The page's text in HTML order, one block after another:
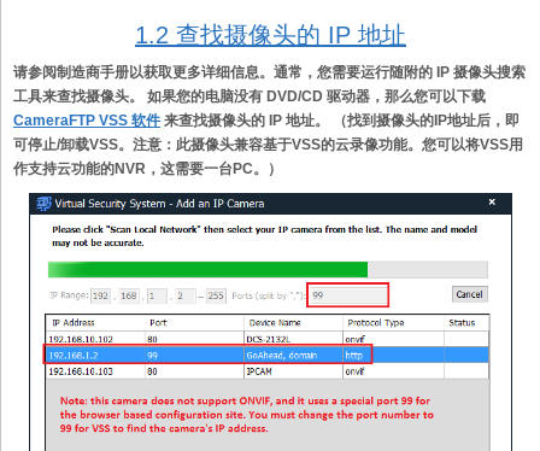
1.2 查找摄像头的 IP 地址
请参阅制造商手册以获取更多详细信息。通常，您需要运行随附的 IP 摄像头搜索
工具来查找摄像头。 如果您的电脑没有 DVD/CD 驱动器，那么您可以下载
CameraFTP VSS 软件 来查找摄像头的 IP 地址。 （找到摄像头的IP地址后，即
可停止/卸载VSS。注意：此摄像头兼容基于VSS的云录像功能。您可以将VSS用
作支持云功能的NVR，这需要一台PC。）